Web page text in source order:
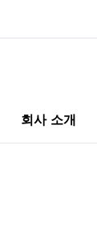
회사 소개